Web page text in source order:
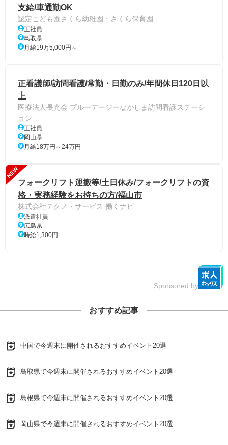
支給/車通勤OK
認定こども園さくら幼稚園・さくら保育園
正社員
鳥取県
月給19万5,000円～
正看護師/訪問看護/常勤・日勤のみ/年間休日120日以
上
医療法人長光会 ブルーデージーながしま訪問看護ステーシ
ョン
正社員
岡山県
月給18万円～24万円
NEW
フォークリフト運搬等/土日休み/フォークリフトの資
格・実務経験をお持ちの方/福山市
株式会社テクノ・サービス 働くナビ
派遣社員
広島県
時給1,300円
Sponsored by
おすすめ記事
中国で今週末に開催されるおすすめイベント20選
鳥取県で今週末に開催されるおすすめイベント20選
島根県で今週末に開催されるおすすめイベント20選
岡山県で今週末に開催されるおすすめイベント20選